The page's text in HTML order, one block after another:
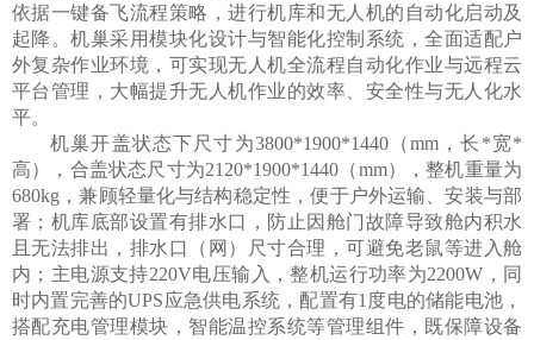
依据一键备飞流程策略，进行机库和无人机的自动化启动及
起降。机巢采用模块化设计与智能化控制系统，全面适配户
外复杂作业环境，可实现无人机全流程自动化作业与远程云
平台管理，大幅提升无人机作业的效率、安全性与无人化水
平。
机巢开盖状态下尺寸为3800*1900*1440（mm ，长 *宽*
高）， 合盖状态尺寸为2120*1900*1440 （mm），整机重量为
680kg ，兼顾轻量化与结构稳定性，便于户外运输、安装与部
署；机库底部设置有排水口，防止因舱门故障导致舱内积水
且无法排出，排水口（网）尺寸合理，可避免老鼠等进入舱
内；主电源支持220V电压输入，整机运行功率为2200W ，同
时内置完善的UPS应急供电系统，配置有1 度电的储能电池，
搭配充电管理模块，智能温控系统等管理组件，既保障设备